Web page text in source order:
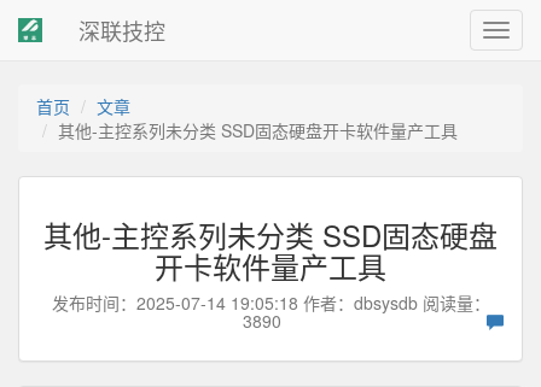
深联技控
首页
文章
其他-主控系列未分类 SSD固态硬盘开卡软件量产工具
其他-主控系列未分类 SSD固态硬盘
开卡软件量产工具
发布时间：2025-07-14 19:05:18 作者： dbsysdb阅读量：
3890